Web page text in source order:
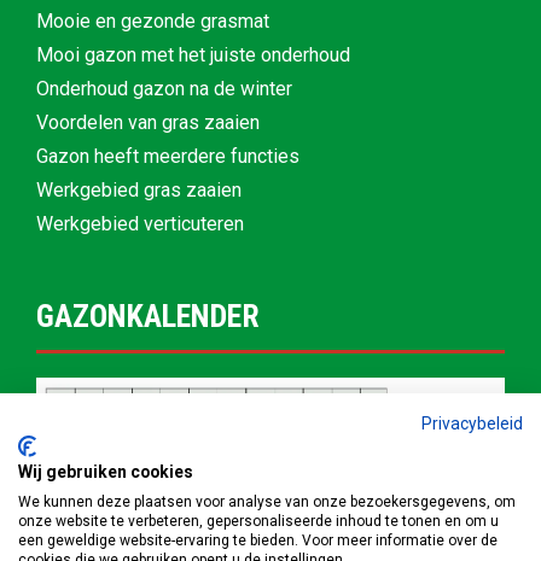
Mooie en gezonde grasmat
Mooi gazon met het juiste onderhoud
Onderhoud gazon na de winter
Voordelen van gras zaaien
Gazon heeft meerdere functies
Werkgebied gras zaaien
Werkgebied verticuteren
GAZONKALENDER
Privacybeleid
Wij gebruiken cookies
We kunnen deze plaatsen voor analyse van onze bezoekersgegevens, om
onze website te verbeteren, gepersonaliseerde inhoud te tonen en om u
een geweldige website-ervaring te bieden. Voor meer informatie over de